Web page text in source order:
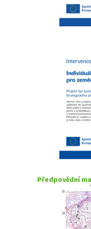
Předpovědní